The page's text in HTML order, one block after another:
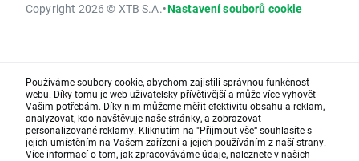
Copyright 2026 © XTB S.A.•Nastavení souborů cookie
Používáme soubory cookie, abychom zajistili správnou funkčnost
webu. Díky tomu je web uživatelsky přívětivější a může více vyhovět
Vašim potřebám. Díky nim můžeme měřit efektivitu obsahu a reklam,
analyzovat, kdo navštěvuje naše stránky, a zobrazovat
personalizované reklamy. Kliknutím na "Přijmout vše“ souhlasíte s
jejich umístěním na Vašem zařízení a jejich používáním z naší strany.
Více informací o tom, jak zpracováváme údaje, naleznete v našich